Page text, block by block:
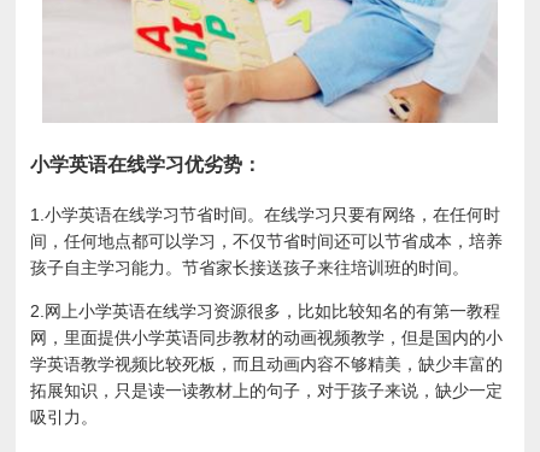
小学英语在线学习优劣势：
1.小学英语在线学习节省时间。在线学习只要有网络，在任何时
间，任何地点都可以学习，不仅节省时间还可以节省成本，培养
孩子自主学习能力。节省家长接送孩子来往培训班的时间。
2.网上小学英语在线学习资源很多，比如比较知名的有第一教程
网，里面提供小学英语同步教材的动画视频教学，但是国内的小
学英语教学视频比较死板，而且动画内容不够精美，缺少丰富的
拓展知识，只是读一读教材上的句子，对于孩子来说，缺少一定
吸引力。